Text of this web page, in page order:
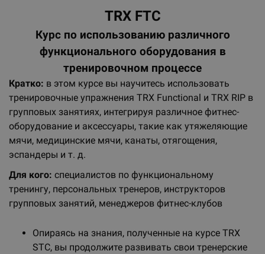
TRX FTC
Курс по использованию различного
функционального оборудования в
тренировочном процессе
Кратко: в этом курсе вы научитесь использовать
тренировочные упражнения TRX Functional и TRX RIP в
групповых занятиях, интегрируя различное фитнес-
оборудование и аксессуары, такие как утяжеляющие
мячи, медицинские мячи, канаты, отягощения,
эспандеры и т. д.
Для кого: специалистов по функциональному
тренингу, персональных тренеров, инструкторов
групповых занятий, менеджеров фитнес-клубов
Опираясь на знания, полученные на курсе TRX
STC, вы продолжите развивать свои тренерские